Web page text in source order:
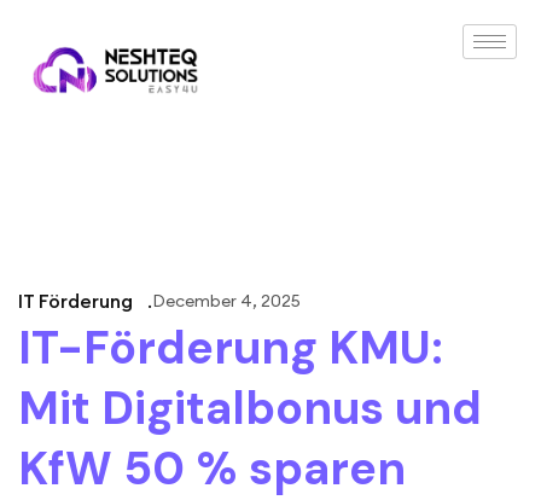
IT Förderung December 4, 2025
IT-Förderung KMU:
Mit Digitalbonus und
KfW 50 % sparen